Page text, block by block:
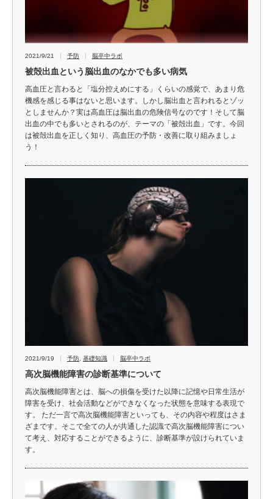
2021/9/21 予防 脳卒中ラボ
被殻出血という脳出血のなかでも多い病気
高血圧と言わると「塩分控えめにする」くらいの感覚で、あまり危
機感を感じる事はないと思います。しかし脳出血と言われるとゾッ
としませんか？実は高血圧は脳出血の危険信号なのです！そして脳
出血の中でも多いとされるのが、テーマの「被殻出血」です。今回
は被殻出血を正しく知り、高血圧の予防・改善に取り組みましょ
う！
2021/9/19 予防 基礎知識 脳卒中ラボ
高次脳機能障害の診断基準について
高次脳機能障害とは、脳への損傷を受けた以降に記憶や日常生活が
障害を受け、社会活動などができなくなった状態を意味する表現で
す。 ただ一言で高次脳機能障害といっても、その内容や程度はさま
ざまです。そこで全ての人が共通した認識で高次脳機能障害につい
て考え、対応することができるように、診断基準が設けられていま
す。